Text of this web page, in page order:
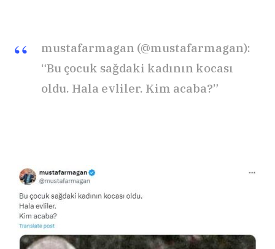
mustafarmagan (@mustafarmagan):
“Bu çocuk sağdaki kadının kocası
oldu. Hala evliler. Kim acaba?”